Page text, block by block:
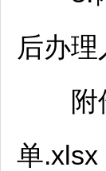
后办理
附
单.xlsx